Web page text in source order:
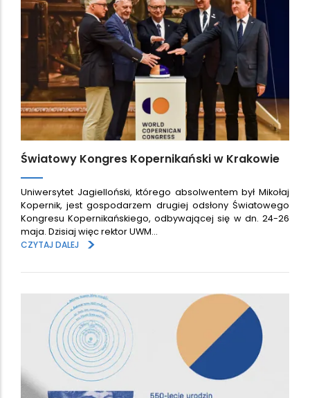
Światowy Kongres Kopernikański w Krakowie
Uniwersytet Jagielloński, którego absolwentem był Mikołaj
Kopernik, jest gospodarzem drugiej odsłony Światowego
Kongresu Kopernikańskiego, odbywającej się w dn. 24-26
maja. Dzisiaj więc rektor UWM…
CZYTAJ DALEJ
>